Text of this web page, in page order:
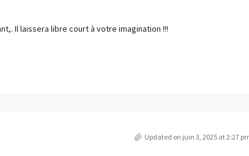
Il laissera libre court à votre imagination !!!
Updated on juin 3, 2025 at 2:27